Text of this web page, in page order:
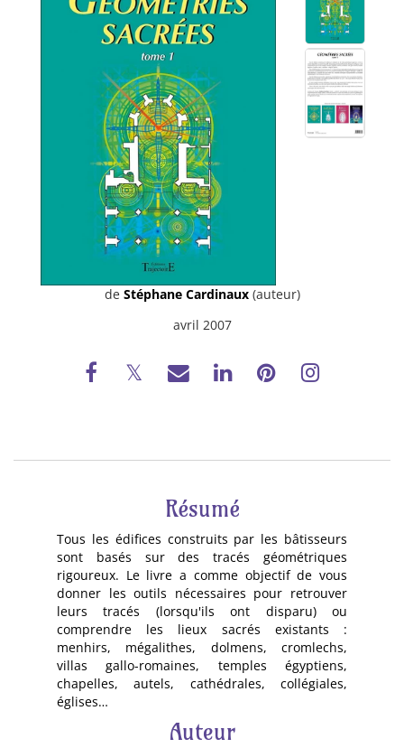
de Stéphane Cardinaux(auteur)
avril 2007
Résumé
Tous les édifices construits par les bâtisseurs
sont basés sur des tracés géométriques
rigoureux. Le livre a comme objectif de vous
donner les outils nécessaires pour retrouver
leurs tracés (lorsqu'ils ont disparu) ou
comprendre les lieux sacrés existants :
menhirs, mégalithes, dolmens, cromlechs,
villas gallo-romaines, temples égyptiens,
chapelles, autels, cathédrales, collégiales,
églises…
Auteur